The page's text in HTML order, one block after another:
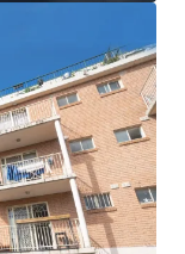
education
of New
Institute of
and
The Prince of
Hospital and